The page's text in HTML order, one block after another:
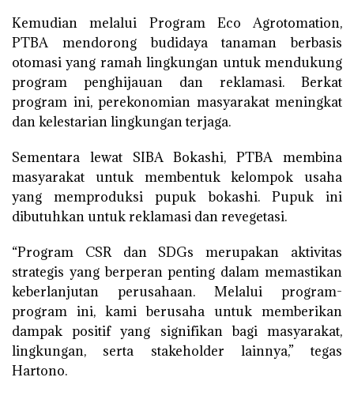
Kemudian melalui Program Eco Agrotomation,
PTBA mendorong budidaya tanaman berbasis
otomasi yang ramah lingkungan untuk mendukung
program penghijauan dan reklamasi. Berkat
program ini, perekonomian masyarakat meningkat
dan kelestarian lingkungan terjaga.
Sementara lewat SIBA Bokashi, PTBA membina
masyarakat untuk membentuk kelompok usaha
yang memproduksi pupuk bokashi. Pupuk ini
dibutuhkan untuk reklamasi dan revegetasi.
“Program CSR dan SDGs merupakan aktivitas
strategis yang berperan penting dalam memastikan
keberlanjutan perusahaan. Melalui program-
program ini, kami berusaha untuk memberikan
dampak positif yang signifikan bagi masyarakat,
lingkungan, serta stakeholder lainnya,” tegas
Hartono.